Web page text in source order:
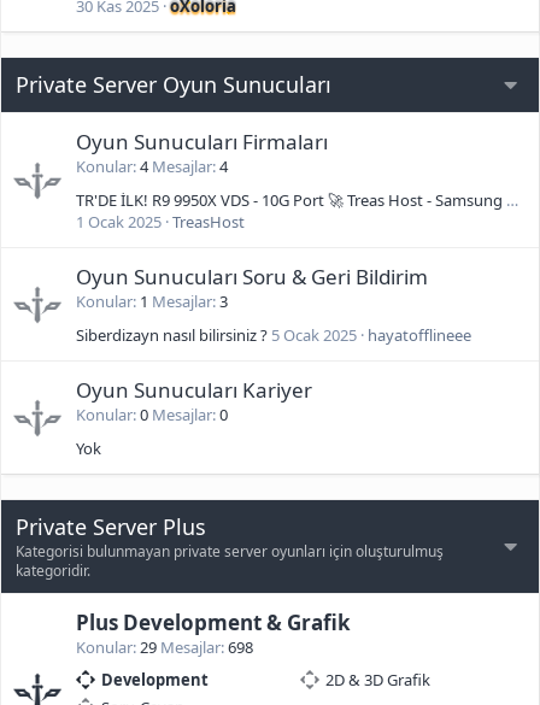
30 Kas 2025 oXoloria
Private Server Oyun Sunucuları
Oyun Sunucuları Firmaları
Konular 4 Mesajlar 4
TR'DE İLK! R9 9950X VDS - 10G Port 🚀 Treas Host - Samsung 990 Pro NVMe - İstanbul Lokasyon 🔐+4.5Tbps Koruma 🚀
1 Ocak 2025 TreasHost
Oyun Sunucuları Soru & Geri Bildirim
Konular 1 Mesajlar 3
Siberdizayn nasıl bilirsiniz ? 5 Ocak 2025 hayatofflineee
Oyun Sunucuları Kariyer
Konular 0 Mesajlar 0
Yok
Private Server Plus
Kategorisi bulunmayan private server oyunları için oluşturulmuş
kategoridir.
Plus Development & Grafik
Konular 29 Mesajlar 698
Development
2D & 3D Grafik